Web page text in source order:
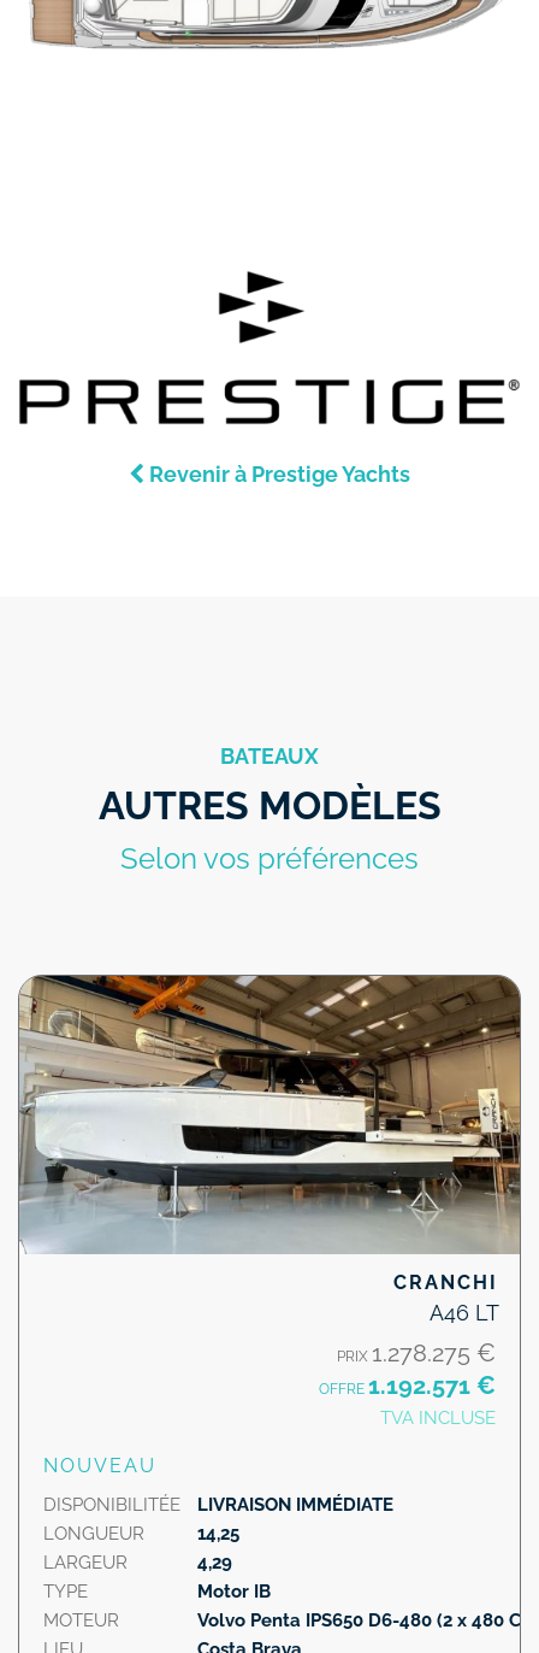
Revenir à Prestige Yachts
BATEAUX
AUTRES MODÈLES
Selon vos préférences
CRANCHI
A46 LT
PRIX 1.278.275 €
OFFRE 1.192.571 €
TVA INCLUSE
NOUVEAU
DISPONIBILITÉE
LONGUEUR
LARGEUR
TYPE
MOTEUR
LIVRAISON IMMÉDIATE
14,25
4,29
Motor IB
Volvo Penta IPS650 D6-480 (2 x 480